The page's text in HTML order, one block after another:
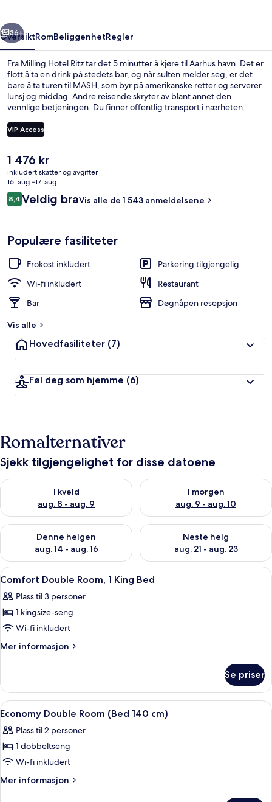
Neste
36+
OversiktRomBeliggenhetRegler
Fra Milling Hotel Ritz tar det 5 minutter å kjøre til Aarhus havn. Det er
flott å ta en drink på stedets bar, og når sulten melder seg, er det
bare å ta turen til MASH, som byr på amerikanske retter og serverer
lunsj og middag. Andre reisende skryter av blant annet den
vennlige betjeningen. Du finner offentlig transport i nærheten:
VIP Access
Den
nåværende
prisen
er
1 476 kr
1 476 kr
inkludert skatter og avgifter
16. aug.–17. aug.
Anmeldelser
8,48,4 av 10 –
Veldig braVis alle de 1 543 anmeldelsene
Populære fasiliteter
Frokost inkludert
Parkering tilgjengelig
Wi-fi inkludert
Restaurant
Bar
Døgnåpen resepsjon
Vis alle
Hovedfasiliteter (7)
Føl deg som hjemme (6)
Romalternativer
Sjekk tilgjengelighet for disse datoene
I kveld
aug. 8 - aug. 9
Sjekk tilgjengelighet for i kveld, aug. 8 - aug. 9
I morgen
aug. 9 - aug. 10
Sjekk tilgjengelighet for i
Denne helgen
aug. 14 - aug. 16
Sjekk tilgjengelighet for denne helgen, aug. 14 - aug. 16
Neste helg
aug. 21 - aug. 23
Sjekk tilgjengelighet for
Åpne
alle
bildene
av
Comfort
Double
King
Bed
Allergitestet sengetøy, skrivebord
6
Comfort Double Room, 1 King Bed
Plass til 3 personer
1 kingsize-seng
Wi-fi inkludert
Mer informasjon
Mer
Double
Room,
1
Bed
Se priser
Åpne
alle
bildene
av
Economy
Double
Allergitestet sengetøy, skrivebord
7
Economy Double Room (Bed 140 cm)
Plass til 2 personer
1 dobbeltseng
Wi-fi inkludert
Mer informasjon
Mer